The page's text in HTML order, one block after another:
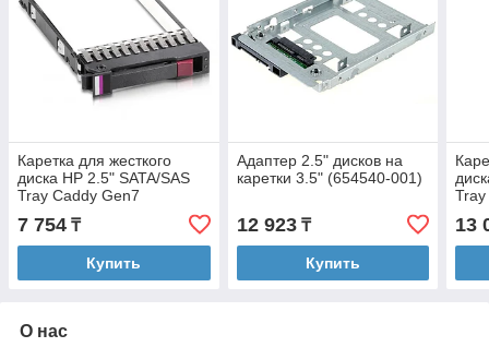
Каретка для жесткого
диска HP 2.5" SATA/SAS
Tray Caddy Gen7
7 754 ₸
Купить
Адаптер 2.5" дисков на
каретки 3.5" (654540-001)
12 923₸
Купить
13
О нас